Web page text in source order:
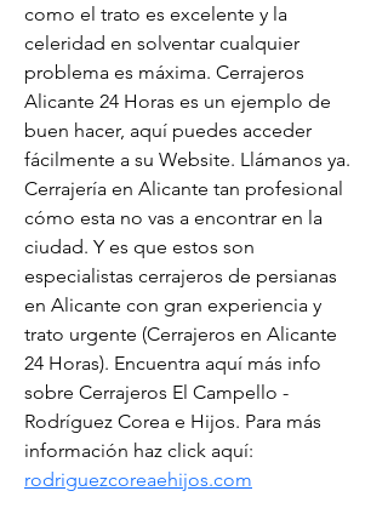
como el trato es excelente y la
celeridad en solventar cualquier
problema es máxima. Cerrajeros
Alicante 24 Horas es un ejemplo de
buen hacer, aquí puedes acceder
fácilmente a su Website. Llámanos ya.
Cerrajería en Alicante tan profesional
cómo esta no vas a encontrar en la
ciudad. Y es que estos son
especialistas cerrajeros de persianas
en Alicante con gran experiencia y
trato urgente (Cerrajeros en Alicante
24 Horas). Encuentra aquí más info
sobre Cerrajeros El Campello -
Rodríguez Corea e Hijos. Para más
información haz click aquí:
rodriguezcoreaehijos.com